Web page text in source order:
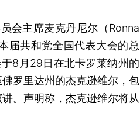
主席麦克丹尼尔（Ronna
届共和党全国代表大会的总
8月29日在北卡罗莱纳州的
罗里达州的杰克逊维尔，包
。声明称，杰克逊维尔将从